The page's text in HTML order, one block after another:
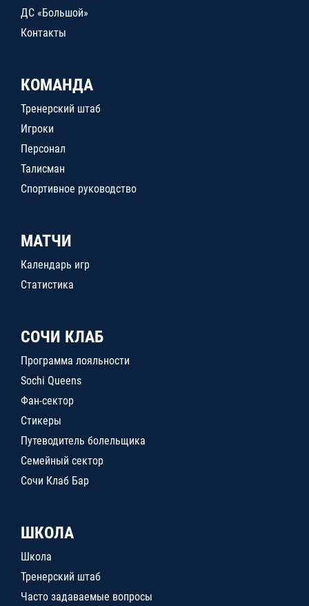
ДС «Большой»
Контакты
КОМАНДА
Тренерский штаб
Игроки
Персонал
Талисман
Спортивное руководство
МАТЧИ
Календарь игр
Статистика
СОЧИ КЛАБ
Программа лояльности
Sochi Queens
Фан-сектор
Стикеры
Путеводитель болельщика
Семейный сектор
Сочи Клаб Бар
ШКОЛА
Школа
Тренерский штаб
Часто задаваемые вопросы